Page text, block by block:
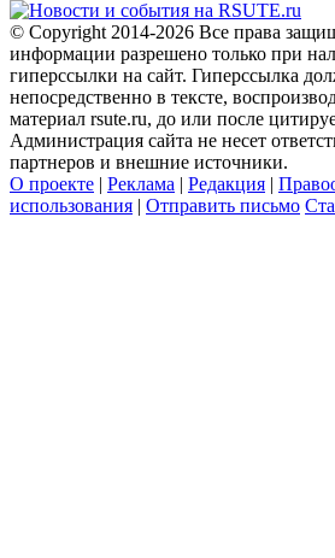
© Copyright 2014-2026 Все права
информации разрешено только при
гиперссылки на сайт. Гиперссылка
непосредственно в тексте,
материал rsute.ru, до или после
Администрация сайта не несет
партнеров и внешние источники.
О проекте | Реклама | Редакция |
использования | Отправить письмо